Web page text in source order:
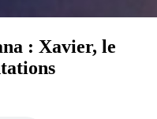
: Xavier, le